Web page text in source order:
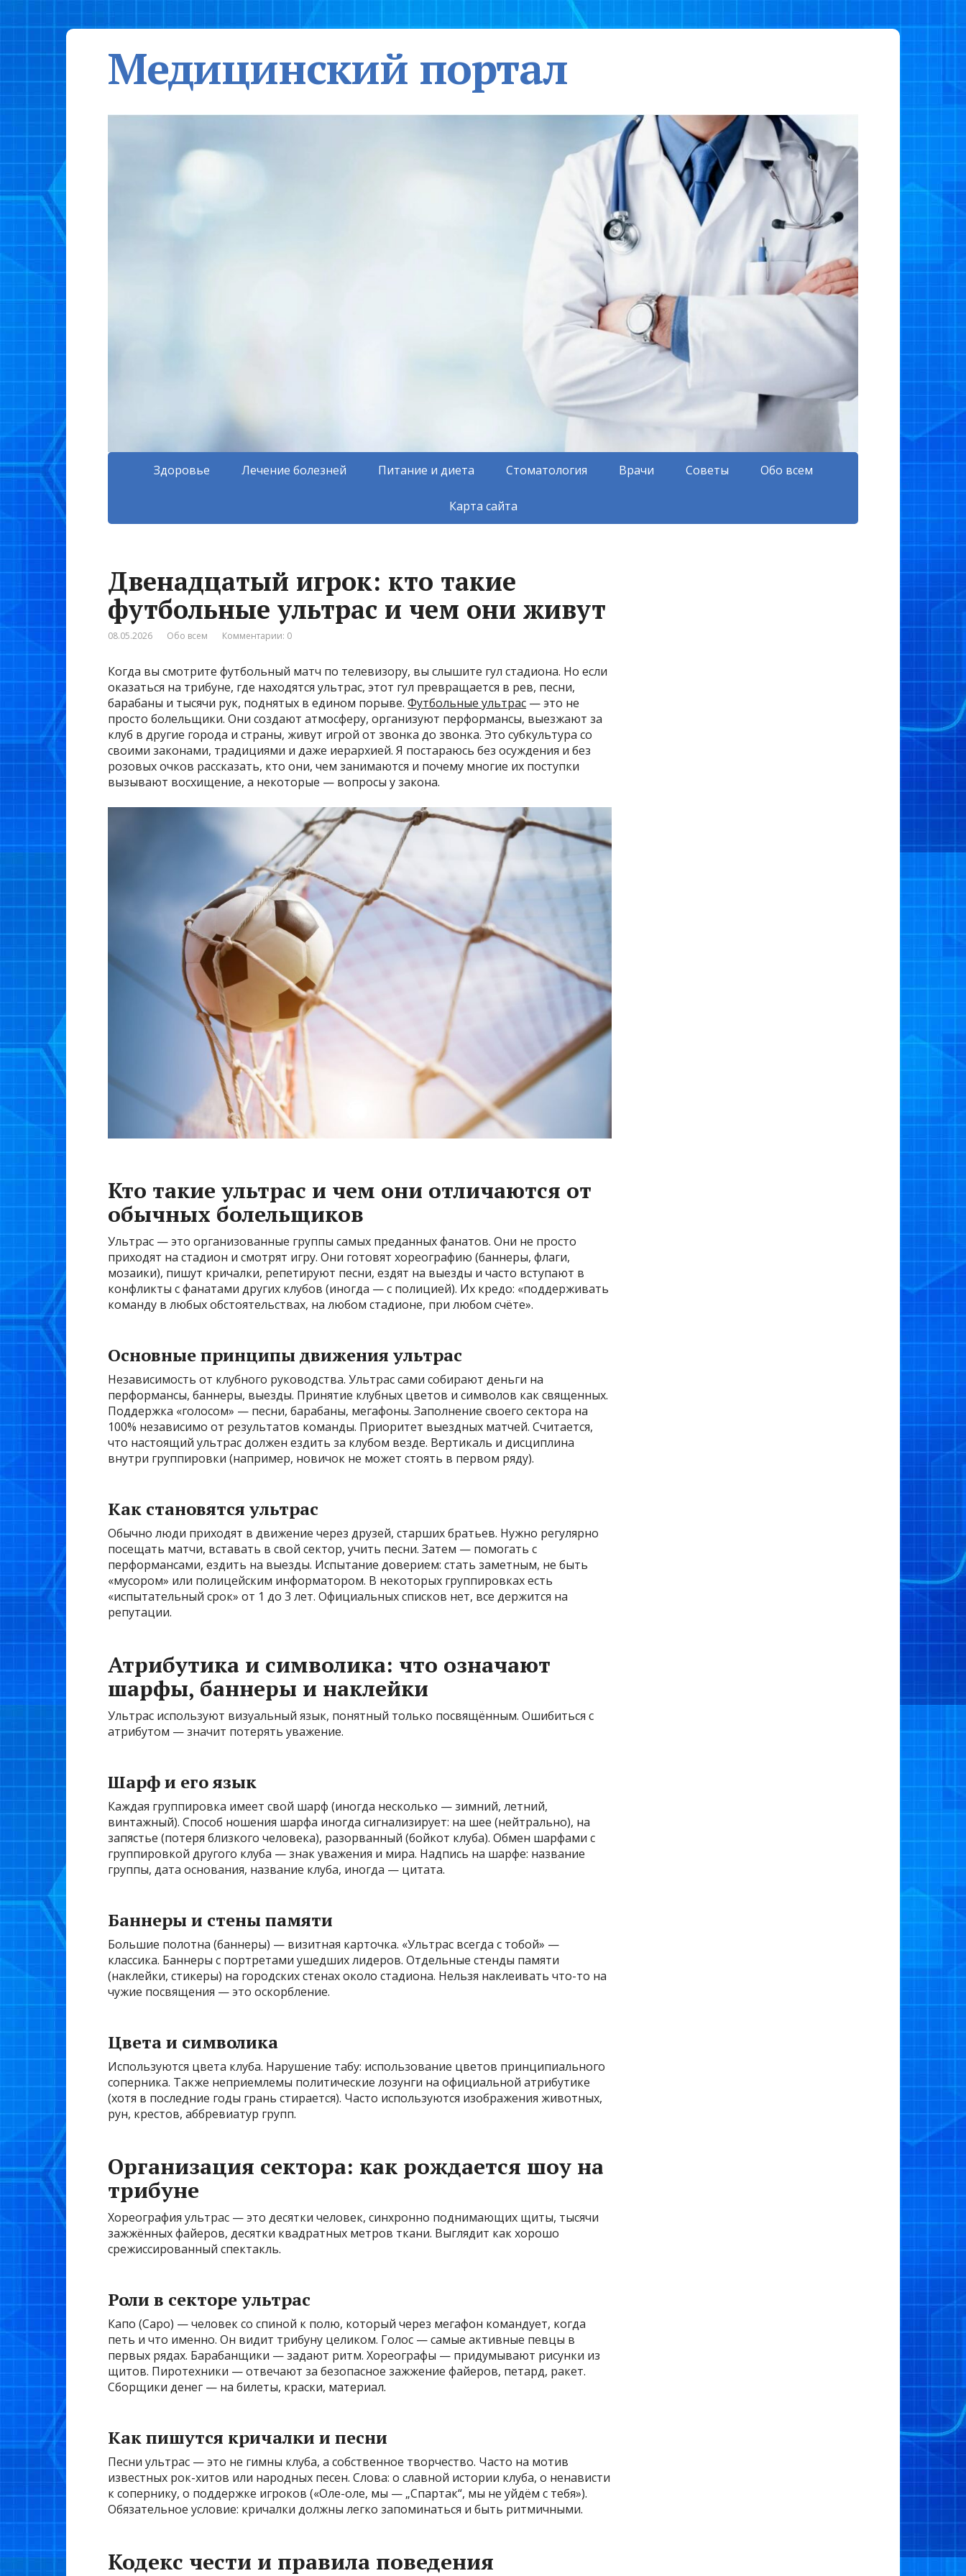
Медицинский портал
Здоровье Лечение болезней Питание и диета Стоматология Врачи Советы Обо всем
Карта сайта
Двенадцатый игрок: кто такие
футбольные ультрас и чем они живут
08.05.2026 Обо всем Комментарии: 0
Когда вы смотрите футбольный матч по телевизору, вы слышите гул стадиона. Но если
оказаться на трибуне, где находятся ультрас, этот гул превращается в рев, песни,
барабаны и тысячи рук, поднятых в едином порыве. Футбольные ультрас — это не
просто болельщики. Они создают атмосферу, организуют перформансы, выезжают за
клуб в другие города и страны, живут игрой от звонка до звонка. Это субкультура со
своими законами, традициями и даже иерархией. Я постараюсь без осуждения и без
розовых очков рассказать, кто они, чем занимаются и почему многие их поступки
вызывают восхищение, а некоторые — вопросы у закона.
Кто такие ультрас и чем они отличаются от
обычных болельщиков
Ультрас — это организованные группы самых преданных фанатов. Они не просто
приходят на стадион и смотрят игру. Они готовят хореографию (баннеры, флаги,
мозаики), пишут кричалки, репетируют песни, ездят на выезды и часто вступают в
конфликты с фанатами других клубов (иногда — с полицией). Их кредо: «поддерживать
команду в любых обстоятельствах, на любом стадионе, при любом счёте».
Основные принципы движения ультрас
Независимость от клубного руководства. Ультрас сами собирают деньги на
перформансы, баннеры, выезды. Принятие клубных цветов и символов как священных.
Поддержка «голосом» — песни, барабаны, мегафоны. Заполнение своего сектора на
100% независимо от результатов команды. Приоритет выездных матчей. Считается,
что настоящий ультрас должен ездить за клубом везде. Вертикаль и дисциплина
внутри группировки (например, новичок не может стоять в первом ряду).
Как становятся ультрас
Обычно люди приходят в движение через друзей, старших братьев. Нужно регулярно
посещать матчи, вставать в свой сектор, учить песни. Затем — помогать с
перформансами, ездить на выезды. Испытание доверием: стать заметным, не быть
«мусором» или полицейским информатором. В некоторых группировках есть
«испытательный срок» от 1 до 3 лет. Официальных списков нет, все держится на
репутации.
Атрибутика и символика: что означают
шарфы, баннеры и наклейки
Ультрас используют визуальный язык, понятный только посвящённым. Ошибиться с
атрибутом — значит потерять уважение.
Шарф и его язык
Каждая группировка имеет свой шарф (иногда несколько — зимний, летний,
винтажный). Способ ношения шарфа иногда сигнализирует: на шее (нейтрально), на
запястье (потеря близкого человека), разорванный (бойкот клуба). Обмен шарфами с
группировкой другого клуба — знак уважения и мира. Надпись на шарфе: название
группы, дата основания, название клуба, иногда — цитата.
Баннеры и стены памяти
Большие полотна (баннеры) — визитная карточка. «Ультрас всегда с тобой» —
классика. Баннеры с портретами ушедших лидеров. Отдельные стенды памяти
(наклейки, стикеры) на городских стенах около стадиона. Нельзя наклеивать что-то на
чужие посвящения — это оскорбление.
Цвета и символика
Используются цвета клуба. Нарушение табу: использование цветов принципиального
соперника. Также неприемлемы политические лозунги на официальной атрибутике
(хотя в последние годы грань стирается). Часто используются изображения животных,
рун, крестов, аббревиатур групп.
Организация сектора: как рождается шоу на
трибуне
Хореография ультрас — это десятки человек, синхронно поднимающих щиты, тысячи
зажжённых файеров, десятки квадратных метров ткани. Выглядит как хорошо
срежиссированный спектакль.
Роли в секторе ультрас
Капо (Capo) — человек со спиной к полю, который через мегафон командует, когда
петь и что именно. Он видит трибуну целиком. Голос — самые активные певцы в
первых рядах. Барабанщики — задают ритм. Хореографы — придумывают рисунки из
щитов. Пиротехники — отвечают за безопасное зажжение файеров, петард, ракет.
Сборщики денег — на билеты, краски, материал.
Как пишутся кричалки и песни
Песни ультрас — это не гимны клуба, а собственное творчество. Часто на мотив
известных рок-хитов или народных песен. Слова: о славной истории клуба, о ненависти
к сопернику, о поддержке игроков («Оле-оле, мы — „Спартак“, мы не уйдём с тебя»).
Обязательное условие: кричалки должны легко запоминаться и быть ритмичными.
Кодекс чести и правила поведения